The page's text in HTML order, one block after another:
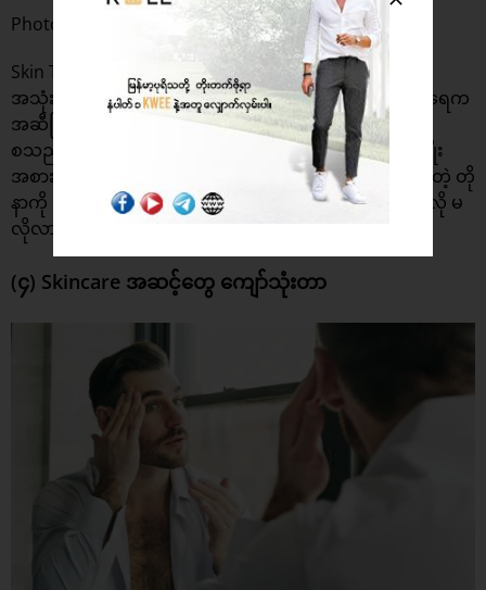
Photo : HIMistry Naturals
Skin Type အပေါ်မူတည်ပြီး ကိုက်ညီတဲ့ တိုနာကို ရွေးချယ်
အသုံးပြုဖို့ကလည်း အရေးကြီးပါတယ်။ ကိုယ့်ရဲ့အသားအရေက
အဆီပြန်လား ၊ အသားခြောက်လား ၊ ဝက်ခြံသမားလား
စသည်ဖြင့် အသားအရေ ပုံစံအလိုက် သုံးသင့်တဲ့ တိုနာ အမျိုး
အစားတွေကို ရွေးချယ်ရမှာပါ။ ကိုယ့်အသားအရေနဲ့ မကိုက်တဲ့ တို
နာကို အသုံးပြုမယ်ဆိုရင် သိသာတဲ့ Effect ပြမှာ မဟုတ်သလို မ
လိုလားအပ်တဲ့ ဘေးထွက်ဆိုးကျိုးတွေ ဖြစ်နိုင်ပါတယ်။
(၄) Skincare အဆင့်တွေ ကျော်သုံးတာ